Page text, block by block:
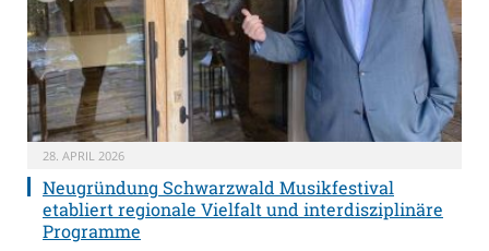
28. APRIL 2026
Neugründung Schwarzwald Musikfestival
etabliert regionale Vielfalt und interdisziplinäre
Programme